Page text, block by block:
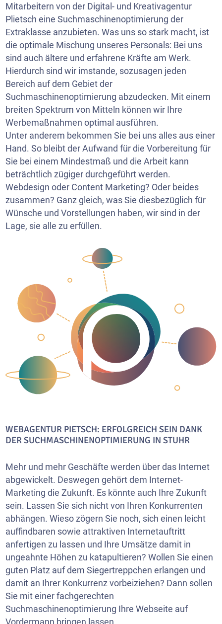
Mitarbeitern von der Digital- und Kreativagentur
Plietsch eine Suchmaschinenoptimierung der
Extraklasse anzubieten. Was uns so stark macht, ist
die optimale Mischung unseres Personals: Bei uns
sind auch ältere und erfahrene Kräfte am Werk.
Hierdurch sind wir imstande, sozusagen jeden
Bereich auf dem Gebiet der
Suchmaschinenoptimierung abzudecken. Mit einem
breiten Spektrum von Mitteln können wir Ihre
Werbemaßnahmen optimal ausführen.
Unter anderem bekommen Sie bei uns alles aus einer
Hand. So bleibt der Aufwand für die Vorbereitung für
Sie bei einem Mindestmaß und die Arbeit kann
beträchtlich zügiger durchgeführt werden.
Webdesign oder Content Marketing? Oder beides
zusammen? Ganz gleich, was Sie diesbezüglich für
Wünsche und Vorstellungen haben, wir sind in der
Lage, sie alle zu erfüllen.
WEBAGENTUR PIETSCH: ERFOLGREICH SEIN DANK
DER SUCHMASCHINENOPTIMIERUNG IN STUHR
Mehr und mehr Geschäfte werden über das Internet
abgewickelt. Deswegen gehört dem Internet-
Marketing die Zukunft. Es könnte auch Ihre Zukunft
sein. Lassen Sie sich nicht von Ihren Konkurrenten
abhängen. Wieso zögern Sie noch, sich einen leicht
auffindbaren sowie attraktiven Internetauftritt
anfertigen zu lassen und Ihre Umsätze damit in
ungeahnte Höhen zu katapultieren? Wollen Sie einen
guten Platz auf dem Siegertreppchen erlangen und
damit an Ihrer Konkurrenz vorbeiziehen? Dann sollen
Sie mit einer fachgerechten
Suchmaschinenoptimierung Ihre Webseite auf